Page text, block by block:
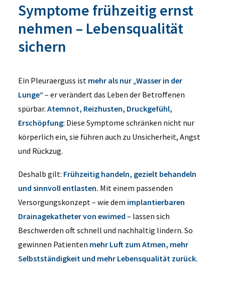
Symptome frühzeitig ernst
nehmen – Lebensqualität
sichern
Ein Pleuraerguss ist mehr als nur „Wasser in der
Lunge“– er verändert das Leben der Betroffenen
spürbar. Atemnot, Reizhusten, Druckgefühl,
Erschöpfung: Diese Symptome schränken nicht nur
körperlich ein, sie führen auch zu Unsicherheit, Angst
und Rückzug.
Deshalb gilt: Frühzeitig handeln, gezielt behandeln
und sinnvoll entlasten. Mit einem passenden
Versorgungskonzept – wie dem implantierbaren
Drainagekatheter von ewimed – lassen sich
Beschwerden oft schnell und nachhaltig lindern. So
gewinnen Patienten mehr Luft zum Atmen, mehr
Selbstständigkeit und mehr Lebensqualität zurück.